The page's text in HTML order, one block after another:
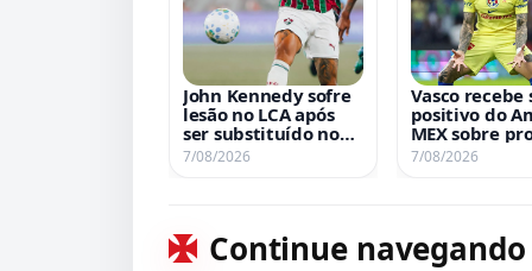
John Kennedy sofre
lesão no LCA após
ser substituído no
clássico contra o
7/08/2026
Vasco recebe
positivo do
MEX sobre
por Brian
7/08/2026
Continue navegando